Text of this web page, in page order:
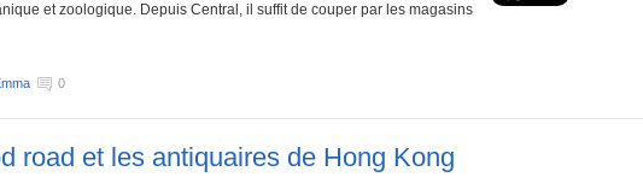
et zoologique. Depuis Central, il suffit de couper par les magasins
0
road et les antiquaires de Hong Kong